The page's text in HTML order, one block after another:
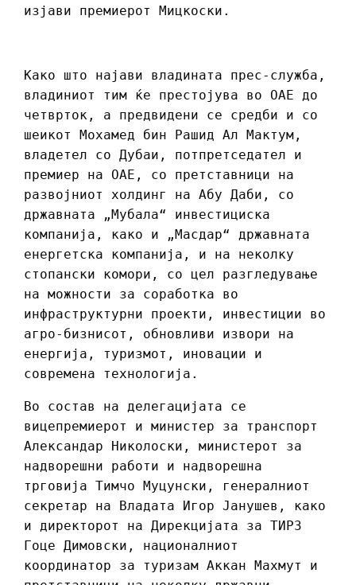
изјави премиерот Мицкоски.
Како што најави владината прес-служба,
владиниот тим ќе престојува во ОАЕ до
четврток, а предвидени се средби и со
шеикот Мохамед бин Рашид Ал Мактум,
владетел со Дубаи, потпретседател и
премиер на ОАЕ, со претставници на
развојниот холдинг на Абу Даби, со
државната „Мубала“ инвестициска
компанија, како и „Масдар“ државната
енергетска компанија, и на неколку
стопански комори, со цел разгледување
на можности за соработка во
инфраструктурни проекти, инвестиции во
агро-бизнисот, обновливи извори на
енергија, туризмот, иновации и
современа технологија.
Во состав на делегацијата се
вицепремиерот и министер за транспорт
Александар Николоски, министерот за
надворешни работи и надворешна
трговија Тимчо Муцунски, генералниот
секретар на Владата Игор Јанушев, како
и директорот на Дирекцијата за ТИРЗ
Гоце Димовски, националниот
координатор за туризам Аккан Махмут и